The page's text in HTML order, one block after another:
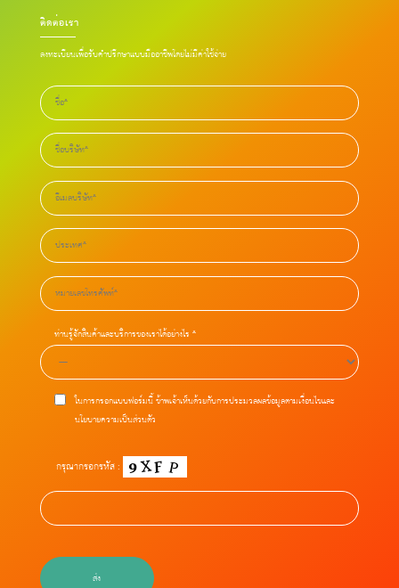
ติดต่อเรา
ลงทะเบียนเพื่อรับคำปรึกษาแบบมืออาชีพโดยไม่มีค่าใช้จ่าย
ท่านรู้จักสินค้าและบริการของเราได้อย่างไร *
ในการกรอกแบบฟอร์มนี้ ข้าพเจ้าเห็นด้วยกับการประมวลผลข้อมูลตามเงื่อนไขและ
นโยบายความเป็นส่วนตัว
กรุณากรอกรหัส :